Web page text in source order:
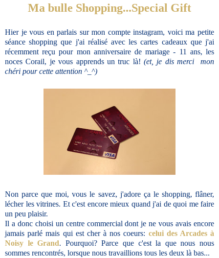
Ma bulle Shopping...Special Gift
Hier je vous en parlais sur mon compte instagram, voici ma petite
séance shopping que j'ai réalisé avec les cartes cadeaux que j'ai
récemment reçu pour mon anniversaire de mariage - 11 ans, les
noces Corail, je vous apprends un truc là!(et, je dis merci mon
chéri pour cette attention ^_^)
Non parce que moi, vous le savez, j'adore ça le shopping, flâner,
lécher les vitrines. Et c'est encore mieux quand j'ai de quoi me faire
un peu plaisir.
Il a donc choisi un centre commercial dont je ne vous avais encore
jamais parlé mais qui est cher à nos coeurs: celui des Arcades à
Noisy le Grand. Pourquoi? Parce que c'est la que nous nous
sommes rencontrés, lorsque nous travaillions tous les deux là bas...